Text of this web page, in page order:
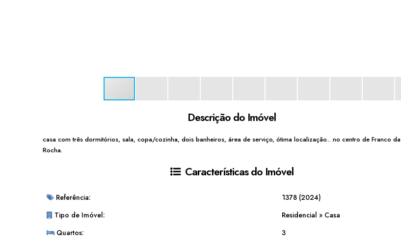
Descrição do Imóvel
casa com três dormitórios, sala, copa/cozinha, dois banheiros, área de serviço, ótima localização... no centro de Franco da
Rocha.
Características do Imóvel
Referência: 1378 (2024)
Tipo de Imóvel:
Residencial » Casa
Quartos:
3